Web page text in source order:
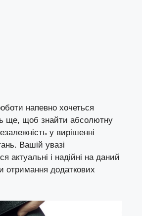
напевно хочеться
ще, щоб знайти абсолютну
у вирішенні
Вашій увазі
актуальні і надійні на даний
отримання додаткових